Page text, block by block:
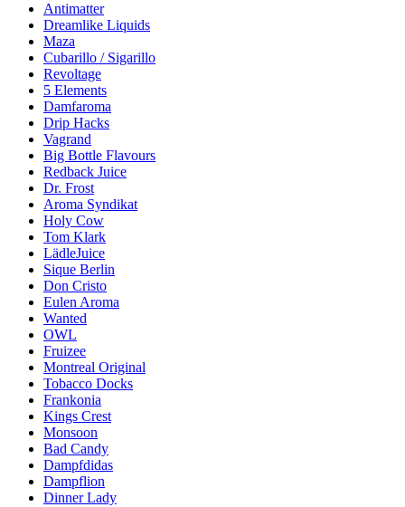
Antimatter
Dreamlike Liquids
Maza
Cubarillo / Sigarillo
Revoltage
5 Elements
Damfaroma
Drip Hacks
Vagrand
Big Bottle Flavours
Redback Juice
Dr. Frost
Aroma Syndikat
Holy Cow
Tom Klark
LädleJuice
Sique Berlin
Don Cristo
Eulen Aroma
Wanted
OWL
Fruizee
Montreal Original
Tobacco Docks
Frankonia
Kings Crest
Monsoon
Bad Candy
Dampfdidas
Dampflion
Dinner Lady